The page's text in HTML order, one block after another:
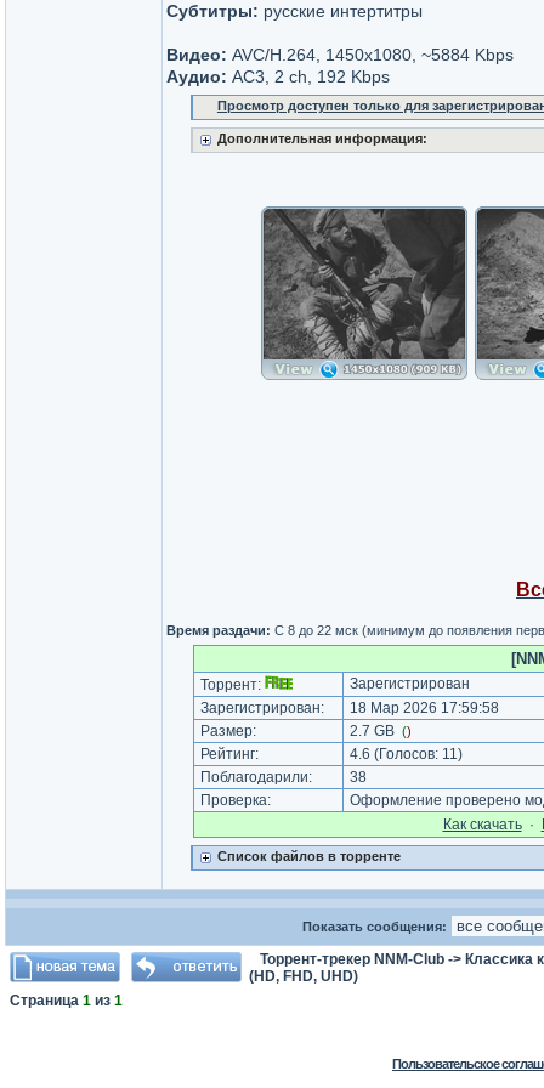
Субтитры: русские интертитры
Видео: AVC/H.264, 1450x1080, ~5884 Kbps
Аудио: AC3, 2 ch, 192 Kbps
Просмотр доступен только для
Дополнительная информация:
Время раздачи: С 8 до 22 мск (минимум до появления
Торрент:
Зарегистрирован
Зарегистрирован:
18 Мар 2026 17:59:58
Размер:
2.7 GB ()
Рейтинг: 4.6 (Голосов: 11)
Поблагодарили:
38
Проверка:
Оформление проверено
Как cкачать·
Список файлов в торренте
Показать сообщения:
Торрент-трекер NNM-Club -> Классика
(HD, FHD, UHD)
Страница 1 из 1
Пользовательское